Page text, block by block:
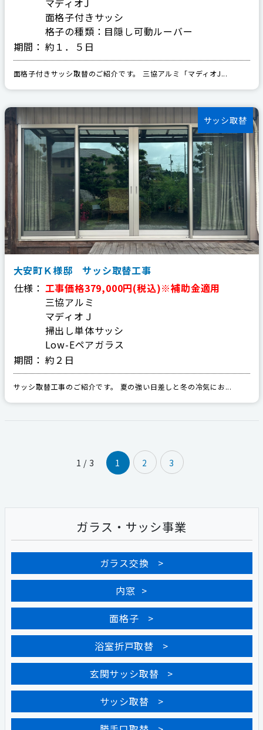
マディオJ
面格子付きサッシ
格子の種類：目隠し可動ルーバー
期間： 約１．５日
面格子付きサッシ取替のご紹介です。 三協アルミ「マディオJ...
サッシ取替
大安町Ｋ様邸 サッシ取替工事
仕様： 工事価格379,000円(税込)※補助金適用
三協アルミ
マディオＪ
掃出し単体サッシ
Low-Eペアガラス
期間： 約２日
サッシ取替工事のご紹介です。 夏の強い日差しと冬の冷気にお...
1 / 3 1 2 3
ガラス・サッシ事業
ガラス交換
内窓
面格子
浴室折戸取替
玄関サッシ取替
サッシ取替